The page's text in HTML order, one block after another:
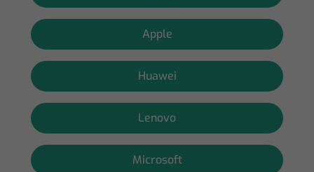
Apple
Huawei
Lenovo
Microsoft